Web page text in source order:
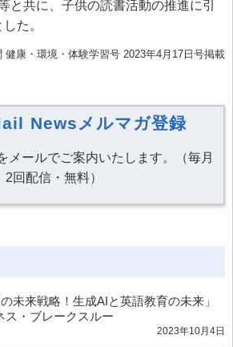
と共に、子供の読書活動の推進に引
た。
健康・環境・体験学習号 2023年4月17日号掲載
Newsメルマガ登録
メールでご案内いたします。（毎月
2回配信・無料）
未来戦略！生成AIと英語教育の未来」
ス・ブレークスルー
2023年10月4日